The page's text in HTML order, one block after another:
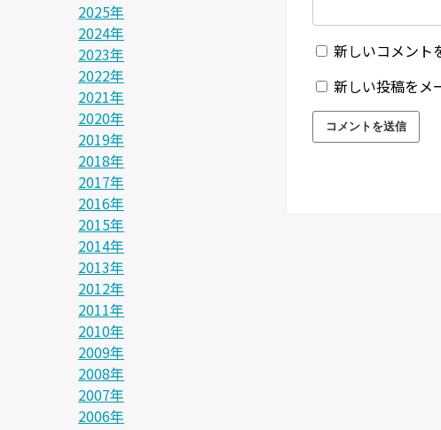
新しいコメント
新しい投稿をメ
2025年
2024年
2023年
2022年
2021年
2020年
2019年
2018年
2017年
2016年
2015年
2014年
2013年
2012年
2011年
2010年
2009年
2008年
2007年
2006年